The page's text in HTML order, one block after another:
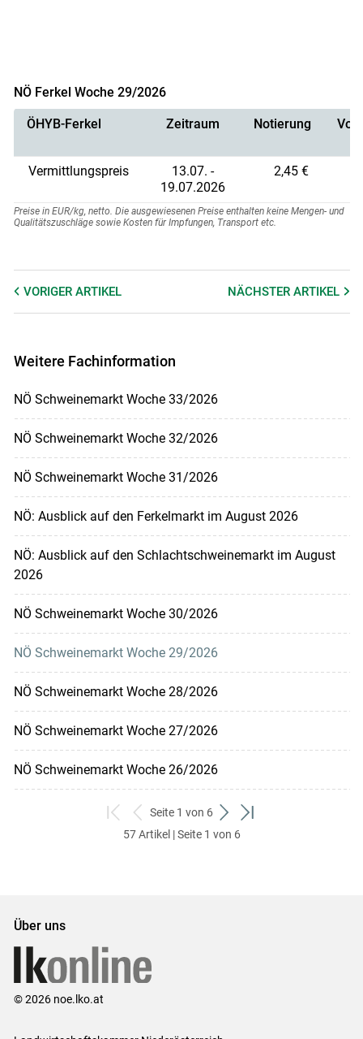
NÖ Ferkel Woche 29/2026
ÖHYB-Ferkel Zeitraum Notierung
Vermittlungspreis
13.07. -
19.07.2026
2,45 €
Preise in EUR/kg, netto. Die ausgewiesenen Preise enthalten keine Mengen- und
Qualitätszuschläge sowie Kosten für Impfungen, Transport etc.
VORIGER ARTIKEL NÄCHSTERARTIKEL
Weitere Fachinformation
NÖ Schweinemarkt Woche 33/2026
NÖ Schweinemarkt Woche 32/2026
NÖ Schweinemarkt Woche 31/2026
NÖ: Ausblick auf den Ferkelmarkt im August 2026
NÖ: Ausblick auf den Schlachtschweinemarkt im August
2026
NÖ Schweinemarkt Woche 30/2026
NÖ Schweinemarkt Woche 29/2026
NÖ Schweinemarkt Woche 28/2026
NÖ Schweinemarkt Woche 27/2026
NÖ Schweinemarkt Woche 26/2026
zum
ersten
zurück
zum
Seite 1 von 6
weiter
zum
zum
57 Artikel | Seite 1 von 6
Über uns
© 2026 noe.lko.at